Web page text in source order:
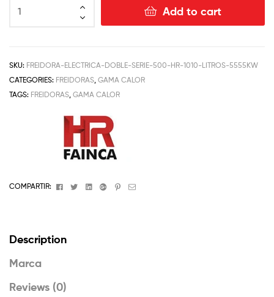
Add to cart
SKU: FREIDORA-ELECTRICA-DOBLE-SERIE-500-HR-1010-LITROS-5555KW
CATEGORIES: FREIDORAS, GAMA CALOR
TAGS: FREIDORAS, GAMA CALOR
COMPARTIR: FacebookTwitterLinkedinGoogle+Pinterest
Email
Description
Marca
Reviews (0)